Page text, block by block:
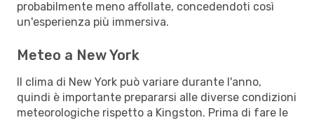
probabilmente meno affollate, concedendoti così
un'esperienza più immersiva.
Meteo a New York
Il clima di New York può variare durante l'anno,
quindi è importante prepararsi alle diverse condizioni
meteorologiche rispetto a Kingston. Prima di fare le